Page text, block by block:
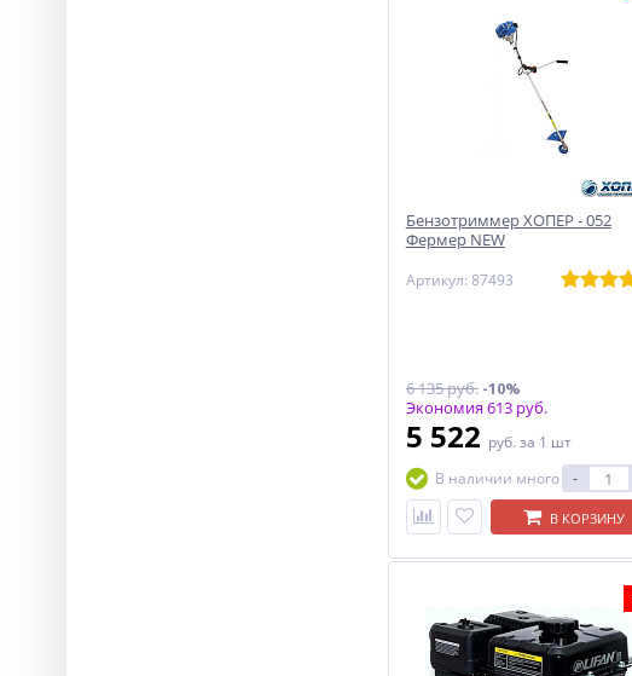
Бензотриммер ХОПЕР - 052
Фермер NEW
Артикул: 87493
6 135 руб.-10%
Экономия 613 руб.
5 522 руб. за 1 шт
В наличии много
-
В КОРЗИНУ